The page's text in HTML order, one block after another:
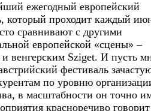
ежегодный европейский
который проходит каждый
сравнивают с другими
европейской «сцены» –
венгерским Sziget. И пусть
фестиваль
по уровню
в масштабности он точно
красноречиво говорит